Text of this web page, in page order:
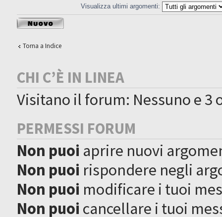
Visualizza ultimi argomenti:
Scrivi un nuovo
argomento
Torna a Indice
CHI C’È IN LINEA
Visitano il forum: Nessuno e 3
PERMESSI FORUM
Non puoi aprire nuovi
Non puoi rispondere negli
Non puoi modificare i tuoi
Non puoi cancellare i tuoi